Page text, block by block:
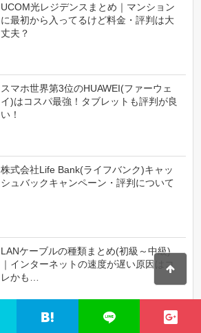
UCOM光レジデンスまとめ｜マンション
に最初から入ってるけど料金・評判は大
丈夫？
スマホ世界第3位のHUAWEI(ファーウェ
イ)はコスパ最強！タブレットも評判が良
い！
株式会社Life Bank(ライフバンク)キャッ
シュバックキャンペーン・評判について
LANケーブルの種類まとめ(初級～中級)
｜インターネットの速度が遅い原因はコ
レかも…